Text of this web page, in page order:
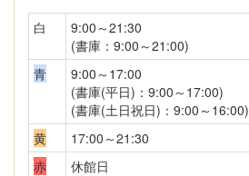
白
9:00～21:30
(書庫：9:00～21:00)
青
9:00～17:00
(書庫(平日)：9:00～17:00)
(書庫(土日祝日)：9:00～16:00)
黄
17:00～21:30
赤
休館日